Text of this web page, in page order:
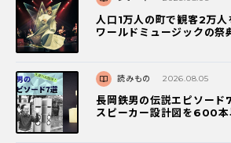
人口1万人の町で観客2万
ワールドミュージックの祭
読みもの 2026.08.05
長岡鉄男の伝説エピソード
スピーカー設計図を600本